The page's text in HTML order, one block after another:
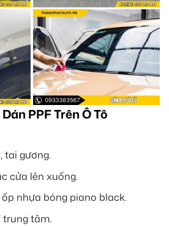
PPF Trên Ô Tô
tai gương.
cửa lên xuống.
nhựa bóng piano black.
trung tâm.